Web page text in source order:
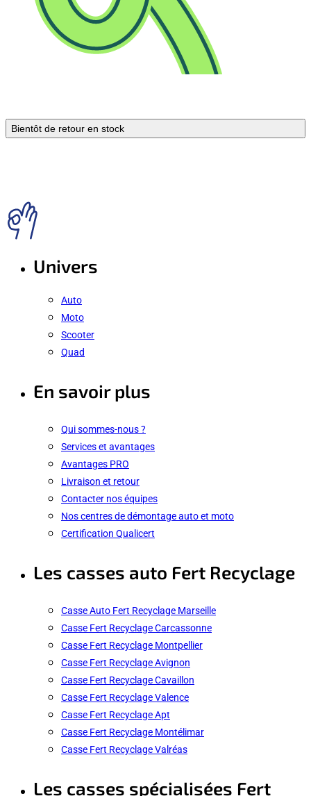
Bientôt de retour en stock
Univers
Auto
Moto
Scooter
Quad
En savoir plus
Qui sommes-nous ?
Services et avantages
Avantages PRO
Livraison et retour
Contacter nos équipes
Nos centres de démontage auto et moto
Certification Qualicert
Les casses auto Fert Recyclage
Casse Auto Fert Recyclage Marseille
Casse Fert Recyclage Carcassonne
Casse Fert Recyclage Montpellier
Casse Fert Recyclage Avignon
Casse Fert Recyclage Cavaillon
Casse Fert Recyclage Valence
Casse Fert Recyclage Apt
Casse Fert Recyclage Montélimar
Casse Fert Recyclage Valréas
Les casses spécialisées Fert